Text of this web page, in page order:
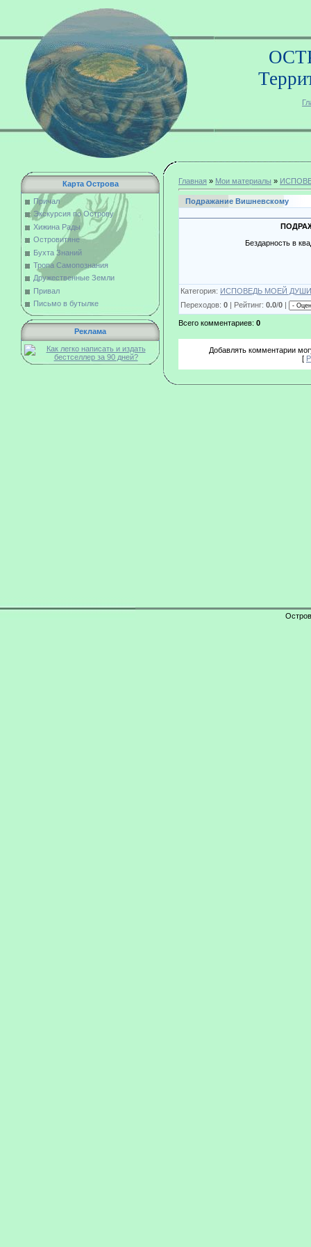
Карта Острова
Причал
Экскурсия по Острову
Хижина Рады
Островитяне
Бухта Знаний
Тропа Самопознания
Дружественные Земли
Привал
Письмо в бутылке
Реклама
Главная » Мои материалы »
Подражание Вишневскому
Бездарность в квадрате
Категория: ИСПОВЕДЬ МОЕЙ ДУШИ
Переходов: 0 | Рейтинг: 0.0/0 |
Всего комментариев: 0
Добавлять комментарии
[